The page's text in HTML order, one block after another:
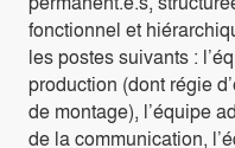
fonctionnel et
les postes suivants :
production (dont régie
de montage), l’équipe
de la communication,